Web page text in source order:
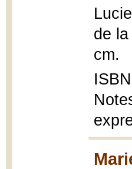
de
cm.